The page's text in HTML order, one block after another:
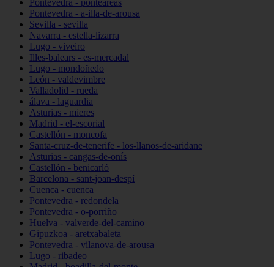
Pontevedra - ponteareas
Pontevedra - a-illa-de-arousa
Sevilla - sevilla
Navarra - estella-lizarra
Lugo - viveiro
Illes-balears - es-mercadal
Lugo - mondoñedo
León - valdevimbre
Valladolid - rueda
álava - laguardia
Asturias - mieres
Madrid - el-escorial
Castellón - moncofa
Santa-cruz-de-tenerife - los-llanos-de-aridane
Asturias - cangas-de-onís
Castellón - benicarló
Barcelona - sant-joan-despí
Cuenca - cuenca
Pontevedra - redondela
Pontevedra - o-porriño
Huelva - valverde-del-camino
Gipuzkoa - aretxabaleta
Pontevedra - vilanova-de-arousa
Lugo - ribadeo